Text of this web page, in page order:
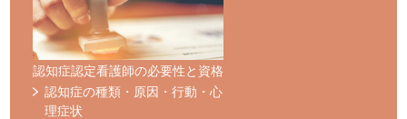
認知症認定看護師の必要性と資格
認知症の種類・原因・行動・心
理症状